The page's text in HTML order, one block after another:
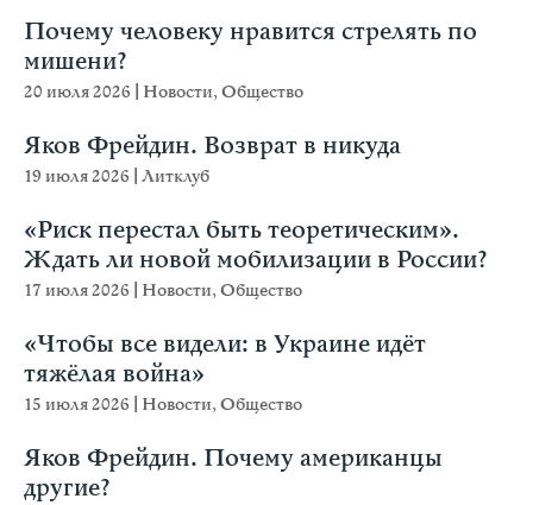
Почему человеку нравится стрелять по
мишени?
20 июля 2026 Новости,Общество
Яков Фрейдин. Возврат в никуда
19 июля 2026 Литклуб
«Риск перестал быть теоретическим».
Ждать ли новой мобилизации в России?
17 июля 2026 Новости,Общество
«Чтобы все видели: в Украине идёт
тяжёлая война»
15 июля 2026 Новости,Общество
Яков Фрейдин. Почему американцы
другие?